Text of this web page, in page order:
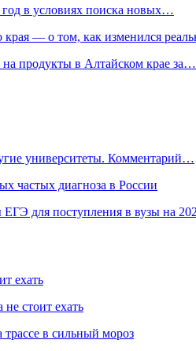
в условиях поиска новых…
— о том, как изменился
продукты в Алтайском крае за…
университеты. Комментарий…
частых диагноза в России
для поступления в вузы на
ехать
стоит ехать
трассе в сильный мороз